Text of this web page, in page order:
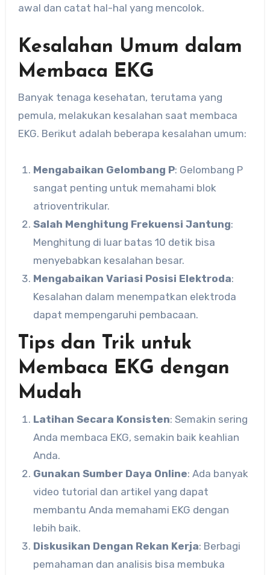
awal dan catat hal-hal yang mencolok.
Kesalahan Umum dalam
Membaca EKG
Banyak tenaga kesehatan, terutama yang
pemula, melakukan kesalahan saat membaca
EKG. Berikut adalah beberapa kesalahan umum:
Mengabaikan Gelombang P: Gelombang P
sangat penting untuk memahami blok
atrioventrikular.
Salah Menghitung Frekuensi Jantung:
Menghitung di luar batas 10 detik bisa
menyebabkan kesalahan besar.
Mengabaikan Variasi Posisi Elektroda:
Kesalahan dalam menempatkan elektroda
dapat mempengaruhi pembacaan.
Tips dan Trik untuk
Membaca EKG dengan
Mudah
Latihan Secara Konsisten: Semakin sering
Anda membaca EKG, semakin baik keahlian
Anda.
Gunakan Sumber Daya Online: Ada banyak
video tutorial dan artikel yang dapat
membantu Anda memahami EKG dengan
lebih baik.
Diskusikan Dengan Rekan Kerja: Berbagi
pemahaman dan analisis bisa membuka